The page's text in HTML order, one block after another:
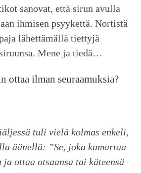
sanovat, että sirun avulla
ihmisen psyykettä. Nortistä
lähettämällä tiettyjä
Mene ja tiedä…
ottaa ilman seuraamuksia?
tuli vielä kolmas enkeli,
äänellä: ”Se, joka kumartaa
ja ottaa otsaansa tai käteensä